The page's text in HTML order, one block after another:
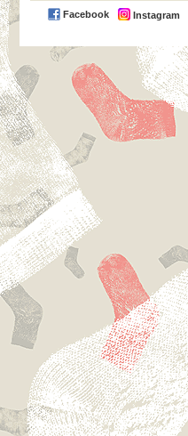
Facebook Instagram